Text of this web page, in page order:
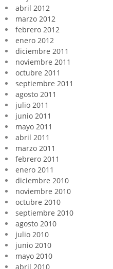
abril 2012
marzo 2012
febrero 2012
enero 2012
diciembre 2011
noviembre 2011
octubre 2011
septiembre 2011
agosto 2011
julio 2011
junio 2011
mayo 2011
abril 2011
marzo 2011
febrero 2011
enero 2011
diciembre 2010
noviembre 2010
octubre 2010
septiembre 2010
agosto 2010
julio 2010
junio 2010
mayo 2010
abril 2010